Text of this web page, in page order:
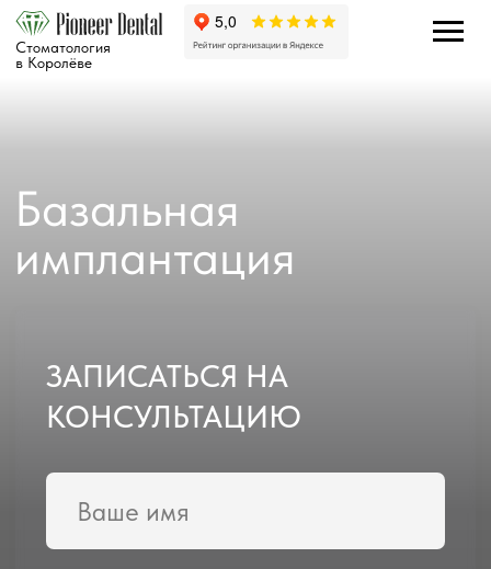
Стоматология
в Королёве
имплантация
ЗАПИСАТЬСЯ НА
Я соглашаюсь с политикой
конфиденциальности